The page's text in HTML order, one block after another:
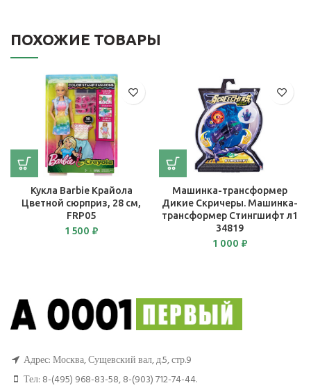
ПОХОЖИЕ ТОВАРЫ
Кукла Barbie Крайола
Цветной сюрприз, 28 см,
FRP05
1 500 ₽
Машинка-трансформер
Дикие Скричеры. Машинка-
трансформер Стингшифт л1
34819
1 000 ₽
Адрес: Москва, Сущевский вал, д.5, стр.9
Тел: 8-(495) 968-83-58,8-(903) 712-74-44.